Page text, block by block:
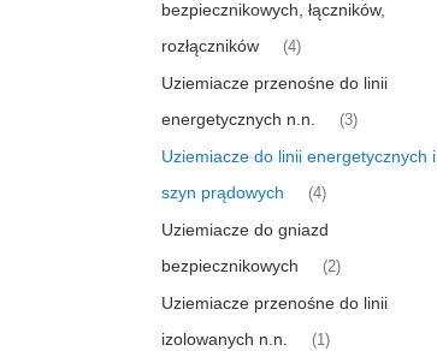
bezpiecznikowych, łączników,
rozłączników
(4)
Uziemiacze przenośne do linii
energetycznych n.n.
(3)
Uziemiacze do linii energetycznych i
szyn prądowych
(4)
Uziemiacze do gniazd
bezpiecznikowych
(2)
Uziemiacze przenośne do linii
izolowanych n.n.
(1)